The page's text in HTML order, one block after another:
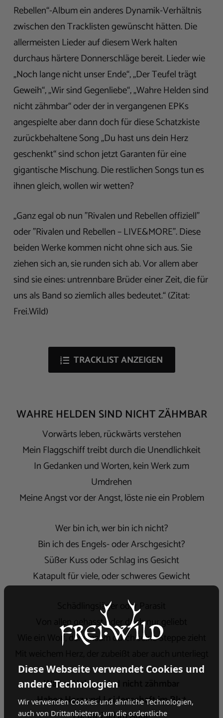
Rebellen“-Album ein anderes Dynamik-Verhältnis
zwischen den Tracklisten gewünscht hätten. Die
allermeisten Lieder auf diesem Werk halten
durchaus härtere Donnerschläge bereit. Lieder wie
„Noch lange nicht unser Ende“, „Der Teufel trägt
Geweih“, „Wir sind Gegenliebe“, „Wahre Helden sind
nicht zähmbar“ oder der in vergangenen EPKs
angespielte aber dann doch für diese Schatzkiste
zurückbehaltene Song „Du hast uns dein Herz
geschenkt“ sind schon jetzt Garanten für eine
gigantische Mischung. Die restlichen Songs tun es
ihnen gleich, wollen wir wetten?
„Ganz egal ob nun "Rivalen und Rebellen offiziell"
oder "Rivalen und Rebellen – LIVE&MORE". Diese
beiden Werke kommen nicht ohne sich aus. Sie
ziehen sich an, sie runden sich ab. Vor allem aber
sind sie eines: untrennbare Brüder einer Zeit, die für
uns als Band so ziemlich alles bedeutet.“ (Zitat:
Frei.Wild)
TRACKLIST ANZEIGEN
WAHRE HELDEN SIND NICHT ZÄHMBAR
Vorwärts leben, rückwärts verstehen
Mein Flaggschiff treibt durch die Unendlichkeit
In Gedanken und Worten, kein Werk zum
Umdrehen
Meine Angst vor der Angst, löste nie ein Problem
Wer bin ich, wer bin ich nicht?
Bin ich des Engels- oder Arschgesicht?
Süßer Kuss oder Schlag ins Gesicht
Katapult für viele, oder schweres Gewicht
Schädlingsjäger oder Parasit
Von allen gehasst oder doch nur geliebt
Wie ein Wolf, der einsam durch seine Steppe zieht
Wahre Helden sind nicht zähmbar
Haben Herz und Leidenschaft im Blut
Diese Webseite verwendet Cookies und
andere Technologien
Wir verwenden Cookies und ähnliche Technologien,
auch von Drittanbietern, um die ordentliche